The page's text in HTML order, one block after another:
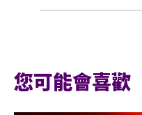
您可能會喜歡